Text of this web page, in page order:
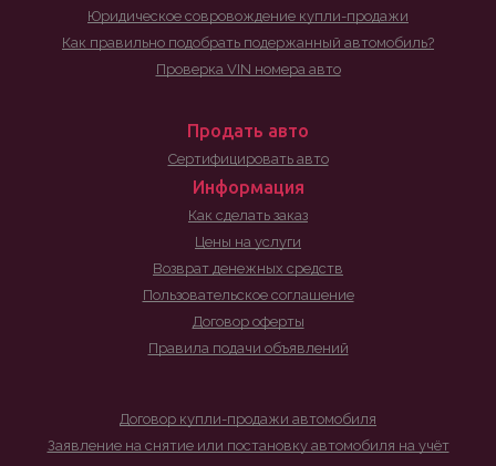
Юридическое совровождение купли-продажи
Как правильно подобрать подержанный автомобиль?
Проверка VIN номера авто
Продать авто
Сертифицировать авто
Информация
Как сделать заказ
Цены на услуги
Возврат денежных средств
Пользовательское соглашение
Договор оферты
Правила подачи объявлений
Договор купли-продажи автомобиля
Заявление на снятие или постановку автомобиля на учёт